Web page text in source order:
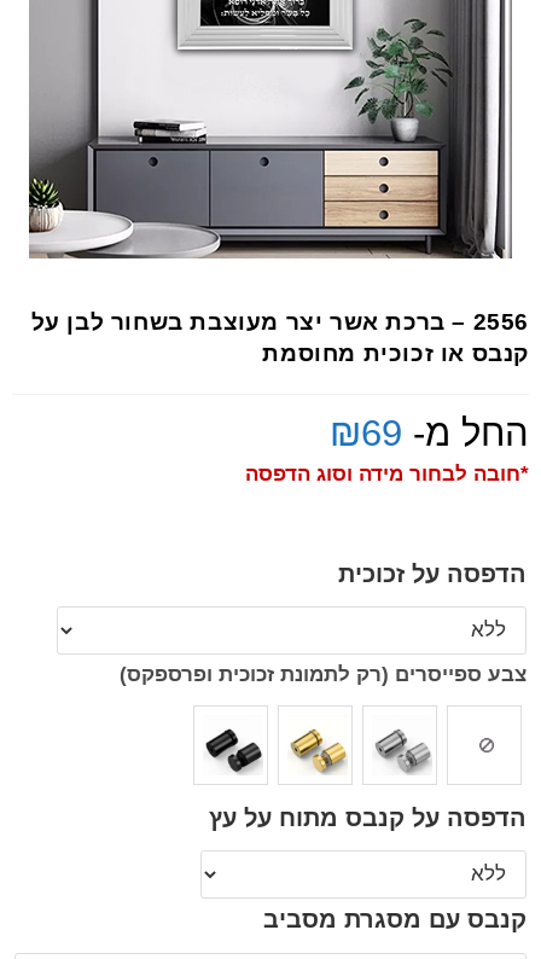
2556 – ברכת אשר יצר מעוצבת בשחור לבן על
קנבס או זכוכית מחוסמת
החל מ- ₪69
*חובה לבחור מידה וסוג הדפסה
הדפסה על זכוכית
צבע ספייסרים (רק לתמונת זכוכית ופרספקס)
הדפסה על קנבס מתוח על עץ
קנבס עם מסגרת מסביב